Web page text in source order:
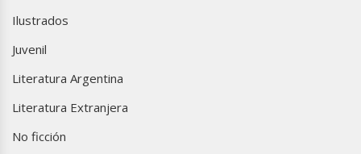
Ilustrados
Juvenil
Literatura Argentina
Literatura Extranjera
No ficción